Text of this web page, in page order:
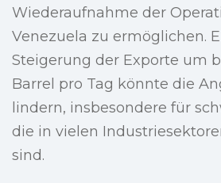
Wiederaufnahme der
Venezuela zu ermöglichen.
Steigerung der Exporte um
Barrel pro Tag könnte die
lindern, insbesondere für
die in vielen
sind.